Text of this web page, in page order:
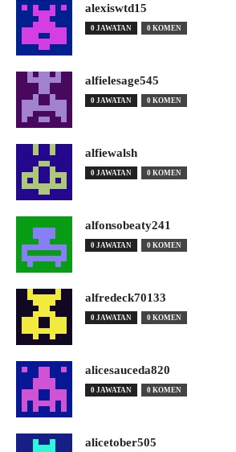
alexiswtd15
0 JAWATAN 0 KOMEN
alfielesage545
0 JAWATAN 0 KOMEN
alfiewalsh
0 JAWATAN 0 KOMEN
alfonsobeaty241
0 JAWATAN 0 KOMEN
alfredeck70133
0 JAWATAN 0 KOMEN
alicesauceda820
0 JAWATAN 0 KOMEN
alicetober505